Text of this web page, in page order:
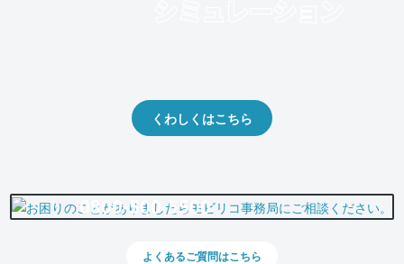
くわしくはこちら
0800-500-5500
よくあるご質問はこちら